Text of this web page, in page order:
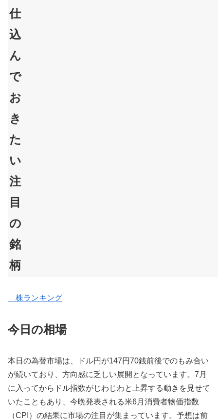
仕
込
ん
で
お
き
た
い
注
目
の
銘
柄
株ランキング
今日の相場
本日の為替市場は、ドル円が147円70銭前後でのもみ合い
が続いており、方向感に乏しい展開となっています。7月
に入ってからドル指数がじわじわと上昇する動きを見せて
いたこともあり、今晩発表される米6月消費者物価指数
（CPI）の結果に市場の注目が集まっています。予想は前